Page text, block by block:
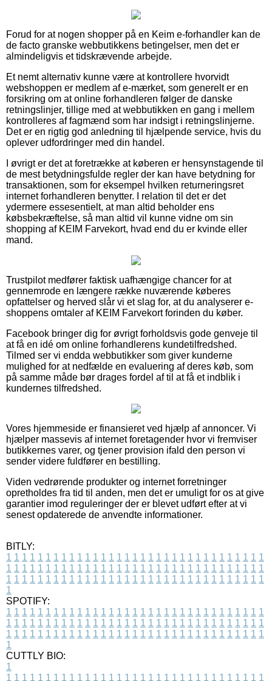
Forud for at nogen shopper på en Keim e-forhandler kan de
de facto granske webbutikkens betingelser, men det er
almindeligvis et tidskrævende arbejde.
Et nemt alternativ kunne være at kontrollere hvorvidt
webshoppen er medlem af e-mærket, som generelt er en
forsikring om at online forhandleren følger de danske
retningslinjer, tillige med at webbutikken en gang i mellem
kontrolleres af fagmænd som har indsigt i retningslinjerne.
Det er en rigtig god anledning til hjælpende service, hvis du
oplever udfordringer med din handel.
I øvrigt er det at foretrække at køberen er hensynstagende til
de mest betydningsfulde regler der kan have betydning for
transaktionen, som for eksempel hvilken returneringsret
internet forhandleren benytter. I relation til det er det
ydermere essesentielt, at man altid beholder ens
købsbekræftelse, så man altid vil kunne vidne om sin
shopping af KEIM Farvekort, hvad end du er kvinde eller
mand.
Trustpilot medfører faktisk uafhængige chancer for at
gennemrode en længere række nuværende køberes
opfattelser og herved slår vi et slag for, at du analyserer e-
shoppens omtaler af KEIM Farvekort forinden du køber.
Facebook bringer dig for øvrigt forholdsvis gode genveje til
at få en idé om online forhandlerens kundetilfredshed.
Tilmed ser vi endda webbutikker som giver kunderne
mulighed for at nedfælde en evaluering af deres køb, som
på samme måde bør drages fordel af til at få et indblik i
kundernes tilfredshed.
Vores hjemmeside er finansieret ved hjælp af annoncer. Vi
hjælper massevis af internet foretagender hvor vi fremviser
butikkernes varer, og tjener provision ifald den person vi
sender videre fuldfører en bestilling.
Viden vedrørende produkter og internet forretninger
opretholdes fra tid til anden, men det er umuligt for os at give
garantier imod reguleringer der er blevet udført efter at vi
senest opdaterede de anvendte informationer.
BITLY:
1 1 1 1 1 1 1 1 1 1 1 1 1 1 1 1 1 1 1 1 1 1 1 1 1 1 1 1 1 1 1 1 1
1 1 1 1 1 1 1 1 1 1 1 1 1 1 1 1 1 1 1 1 1 1 1 1 1 1 1 1 1 1 1 1 1
1 1 1 1 1 1 1 1 1 1 1 1 1 1 1 1 1 1 1 1 1 1 1 1 1 1 1 1 1 1 1 1 1
1
SPOTIFY:
1 1 1 1 1 1 1 1 1 1 1 1 1 1 1 1 1 1 1 1 1 1 1 1 1 1 1 1 1 1 1 1 1
1 1 1 1 1 1 1 1 1 1 1 1 1 1 1 1 1 1 1 1 1 1 1 1 1 1 1 1 1 1 1 1 1
1 1 1 1 1 1 1 1 1 1 1 1 1 1 1 1 1 1 1 1 1 1 1 1 1 1 1 1 1 1 1 1 1
1
CUTTLY BIO:
1
1 1 1 1 1 1 1 1 1 1 1 1 1 1 1 1 1 1 1 1 1 1 1 1 1 1 1 1 1 1 1 1 1